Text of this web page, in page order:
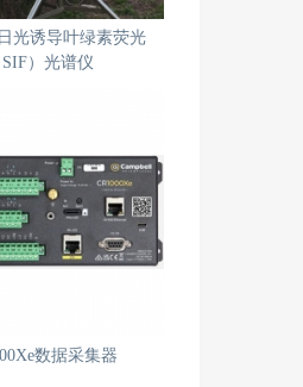
光诱导叶绿素荧光
SIF）光谱仪
数据采集器